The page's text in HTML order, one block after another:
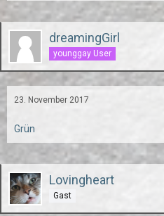
dreamingGirl
younggay User
23. November 2017
Grün
Lovingheart
Gast